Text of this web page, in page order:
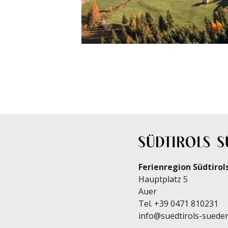
Ferienregion
Hauptplatz 5
Auer
Tel. +39 0471 810231
info@suedtirols-